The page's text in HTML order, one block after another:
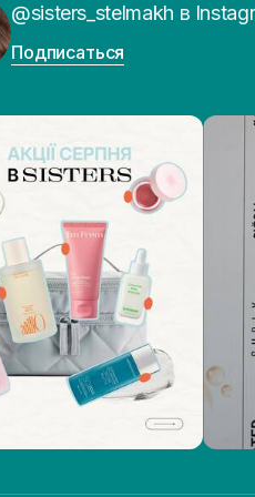
@sisters_stelmakh в
Подписаться